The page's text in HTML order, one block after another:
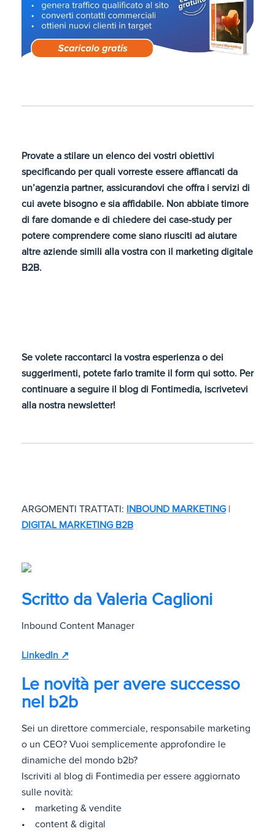
Provate a stilare un elenco dei vostri obiettivi
specificando per quali vorreste essere affiancati da
un’agenzia partner, assicurandovi che offra i servizi di
cui avete bisogno e sia affidabile. Non abbiate timore
di fare domande e di chiedere dei case-study per
potere comprendere come siano riusciti ad aiutare
altre aziende simili alla vostra con il marketing digitale
B2B.
Se volete raccontarci la vostra esperienza o dei
suggerimenti, potete farlo tramite il form qui sotto. Per
continuare a seguire il blog di Fontimedia, iscrivetevi
alla nostra newsletter!
ARGOMENTI TRATTATI: INBOUND MARKETING |
DIGITAL MARKETING B2B
Scritto da Valeria Caglioni
Inbound Content Manager
LinkedIn ↗
Le novità per avere successo
nel b2b
Sei un direttore commerciale, responsabile marketing
o un CEO? Vuoi semplicemente approfondire le
dinamiche del mondo b2b?
Iscriviti al blog di Fontimedia per essere aggiornato
sulle novità:
• marketing & vendite
• content & digital